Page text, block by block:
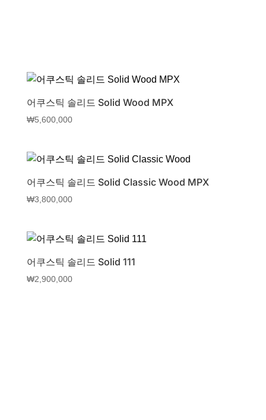
어쿠스틱 솔리드 Solid Wood MPX
₩5,600,000
어쿠스틱 솔리드 Solid Classic Wood MPX
₩3,800,000
어쿠스틱 솔리드 Solid 111
₩2,900,000